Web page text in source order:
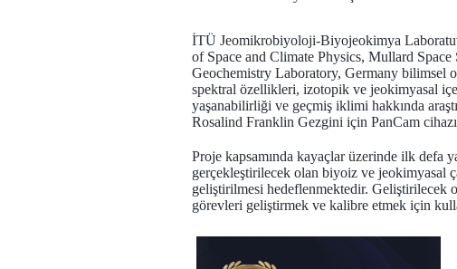
İTÜ Jeomikrobiyoloji-Biyojeokimya
of Space and Climate Physics, Mullard
Geochemistry Laboratory, Germany bilimsel
spektral özellikleri, izotopik ve jeokimyasal
yaşanabilirliği ve geçmiş iklimi hakkında
Rosalind Franklin Gezgini için PanCam
Proje kapsamında kayaçlar üzerinde ilk defa
gerçekleştirilecek olan biyoiz ve jeokimyasal
geliştirilmesi hedeflenmektedir. Geliştirilecek
görevleri geliştirmek ve kalibre etmek için